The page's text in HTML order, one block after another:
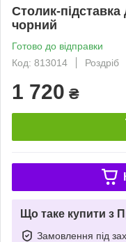
Столик-
чорний
Готово до відправки
Код: 813014
Роздріб
1 720 ₴
Що таке купити з
Замовлення під